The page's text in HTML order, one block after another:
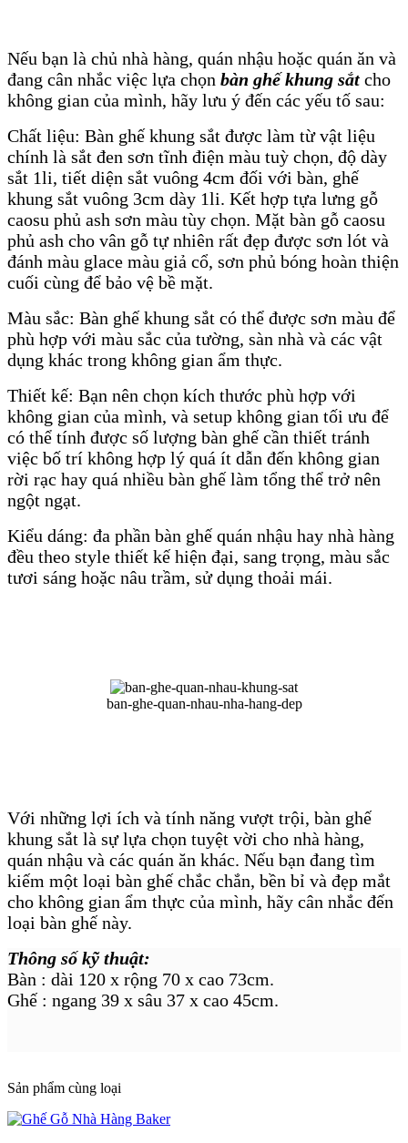
Nếu bạn là chủ nhà hàng, quán nhậu hoặc quán ăn và
đang cân nhắc việc lựa chọn bàn ghế khung sắt cho
không gian của mình, hãy lưu ý đến các yếu tố sau:
Chất liệu: Bàn ghế khung sắt được làm từ vật liệu
chính là sắt đen sơn tĩnh điện màu tuỳ chọn, độ dày
sắt 1li, tiết diện sắt vuông 4cm đối với bàn, ghế
khung sắt vuông 3cm dày 1li. Kết hợp tựa lưng gỗ
caosu phủ ash sơn màu tùy chọn. Mặt bàn gỗ caosu
phủ ash cho vân gỗ tự nhiên rất đẹp được sơn lót và
đánh màu glace màu giả cổ, sơn phủ bóng hoàn thiện
cuối cùng để bảo vệ bề mặt.
Màu sắc: Bàn ghế khung sắt có thể được sơn màu để
phù hợp với màu sắc của tường, sàn nhà và các vật
dụng khác trong không gian ẩm thực.
Thiết kế: Bạn nên chọn kích thước phù hợp với
không gian của mình, và setup không gian tối ưu để
có thể tính được số lượng bàn ghế cần thiết tránh
việc bố trí không hợp lý quá ít dẫn đến không gian
rời rạc hay quá nhiều bàn ghế làm tổng thể trở nên
ngột ngạt.
Kiểu dáng: đa phần bàn ghế quán nhậu hay nhà hàng
đều theo style thiết kế hiện đại, sang trọng, màu sắc
tươi sáng hoặc nâu trầm, sử dụng thoải mái.
ban-ghe-quan-nhau-nha-hang-dep
Với những lợi ích và tính năng vượt trội, bàn ghế
khung sắt là sự lựa chọn tuyệt vời cho nhà hàng,
quán nhậu và các quán ăn khác. Nếu bạn đang tìm
kiếm một loại bàn ghế chắc chắn, bền bỉ và đẹp mắt
cho không gian ẩm thực của mình, hãy cân nhắc đến
loại bàn ghế này.
Thông số kỹ thuật:
Bàn : dài 120 x rộng 70 x cao 73cm.
Ghế : ngang 39 x sâu 37 x cao 45cm.
Sản phẩm cùng loại